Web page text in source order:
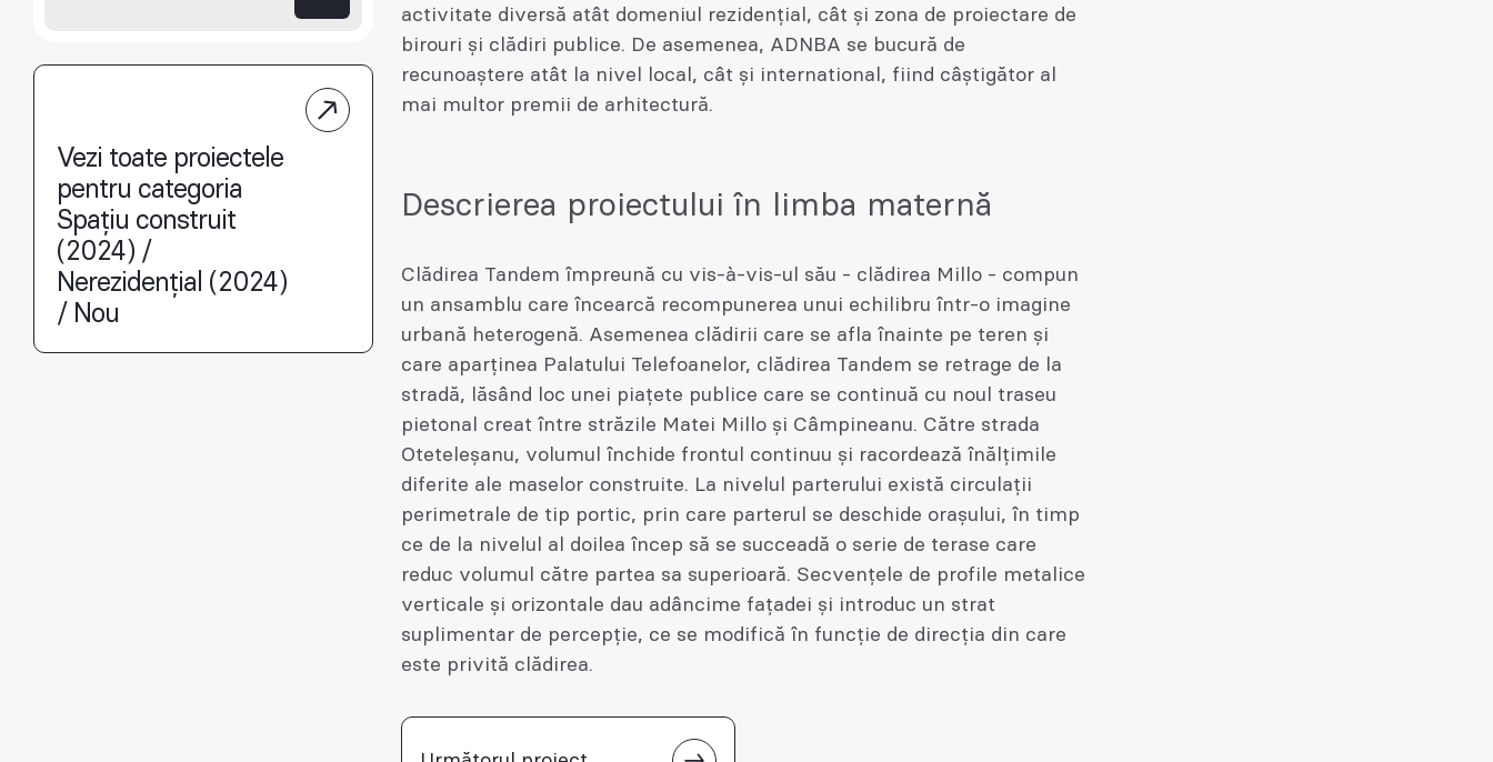
Vezi toate proiectele
pentru categoria
Spațiu construit
(2024) /
Nerezidențial (2024)
/ Nou
activitate diversă atât domeniul rezidențial, cât și zona de proiectare de
birouri și clădiri publice. De asemenea, ADNBA se bucură de
recunoaștere atât la nivel local, cât și international, fiind câștigător al
mai multor premii de arhitectură.
Descrierea proiectului în limba maternă
Clădirea Tandem împreună cu vis-à-vis-ul său - clădirea Millo - compun
un ansamblu care încearcă recompunerea unui echilibru într-o imagine
urbană heterogenă. Asemenea clădirii care se afla înainte pe teren și
care aparținea Palatului Telefoanelor, clădirea Tandem se retrage de la
stradă, lăsând loc unei piațete publice care se continuă cu noul traseu
pietonal creat între străzile Matei Millo și Câmpineanu. Către strada
Oteteleșanu, volumul închide frontul continuu și racordează înălțimile
diferite ale maselor construite. La nivelul parterului există circulații
perimetrale de tip portic, prin care parterul se deschide orașului, în timp
ce de la nivelul al doilea încep să se succeadă o serie de terase care
reduc volumul către partea sa superioară. Secvențele de profile metalice
verticale și orizontale dau adâncime fațadei și introduc un strat
suplimentar de percepție, ce se modifică în funcție de direcția din care
este privită clădirea.